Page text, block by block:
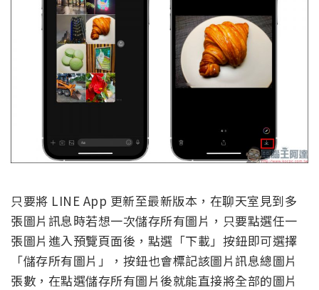
只要將 LINE App 更新至最新版本，在聊天室見到多
張圖片訊息時若想一次儲存所有圖片，只要點選任一
張圖片進入預覽頁面後，點選「下載」按鈕即可選擇
「儲存所有圖片」，按鈕也會標記該圖片訊息總圖片
張數，在點選儲存所有圖片後就能直接將全部的圖片